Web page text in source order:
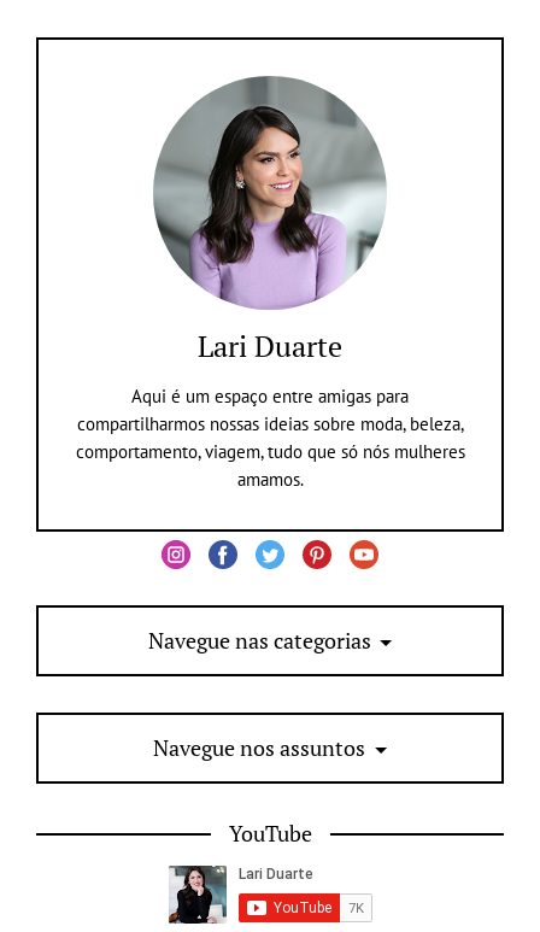
Lari Duarte
Aqui é um espaço entre amigas para
compartilharmos nossas ideias sobre moda, beleza,
comportamento, viagem, tudo que só nós mulheres
amamos.
Navegue nas categorias
Navegue nos assuntos
YouTube